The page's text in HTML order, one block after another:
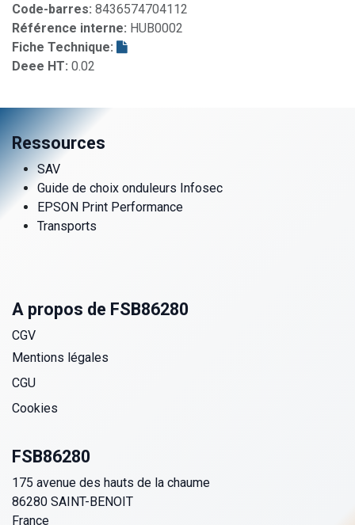
Code-barres: 8436574704112
Référence interne: HUB0002
Fiche Technique:
Deee HT: 0.02
Ressources
SAV
Guide de choix onduleurs Infosec
EPSON Print Performance
Transports
A propos de FSB86280
CGV
Mentions légales
CGU
Cookies
FSB86280
175 avenue des hauts de la chaume
86280 SAINT-BENOIT
France